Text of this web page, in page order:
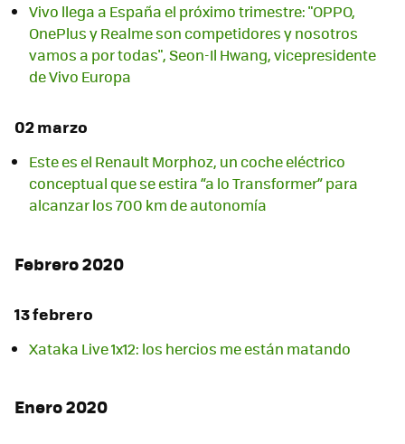
Vivo llega a España el próximo trimestre: "OPPO,
OnePlus y Realme son competidores y nosotros
vamos a por todas", Seon-Il Hwang, vicepresidente
de Vivo Europa
02 marzo
Este es el Renault Morphoz, un coche eléctrico
conceptual que se estira “a lo Transformer” para
alcanzar los 700 km de autonomía
Febrero 2020
13 febrero
Xataka Live 1x12: los hercios me están matando
Enero 2020